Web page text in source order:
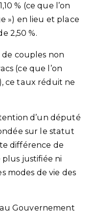
% (ce que l’on
») en lieu et place
2,50 %.
de couples non
(ce que l’on
ce taux réduit ne
d’un député
sur le statut
différence de
justifiée ni
modes de vie des
Gouvernement